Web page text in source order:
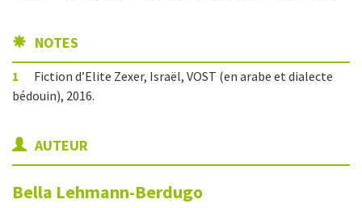
NOTES
1
Fiction d’Elite Zexer, Israël, VOST (en arabe et dialecte
bédouin), 2016.
AUTEUR
Bella Lehmann-Berdugo